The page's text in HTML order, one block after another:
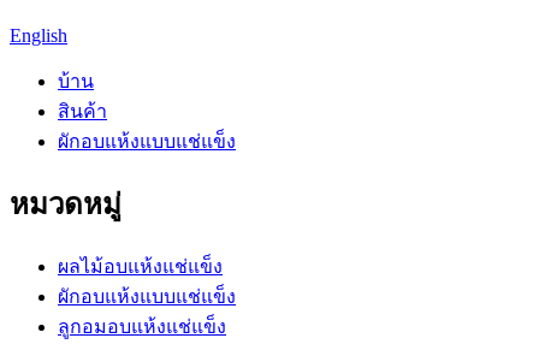
English
บ้าน
สินค้า
ผักอบแห้งแบบแช่แข็ง
หมวดหมู่
ผลไม้อบแห้งแช่แข็ง
ผักอบแห้งแบบแช่แข็ง
ลูกอมอบแห้งแช่แข็ง